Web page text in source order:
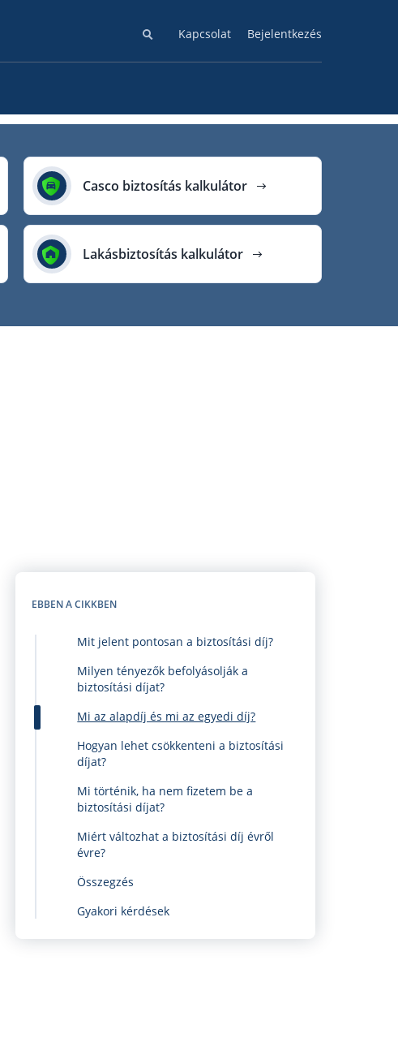
Kapcsolat Bejelentkezés
Casco biztosítás kalkulátor
Lakásbiztosítás kalkulátor
EBBEN A CIKKBEN
Mit jelent pontosan a biztosítási díj?
Milyen tényezők befolyásolják a
biztosítási díjat?
Mi az alapdíj és mi az egyedi díj?
Hogyan lehet csökkenteni a biztosítási
díjat?
Mi történik, ha nem fizetem be a
biztosítási díjat?
Miért változhat a biztosítási díj évről
évre?
Összegzés
Gyakori kérdések